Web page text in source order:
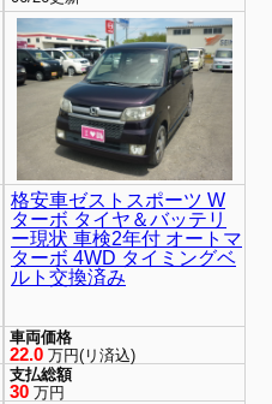
格安車ゼストスポーツ W
ターボ タイヤ＆バッテリ
ー現状 車検2年付 オートマ
ターボ 4WD タイミングベ
ルト交換済み
車両価格
22.0万円(リ済込)
支払総額
30万円